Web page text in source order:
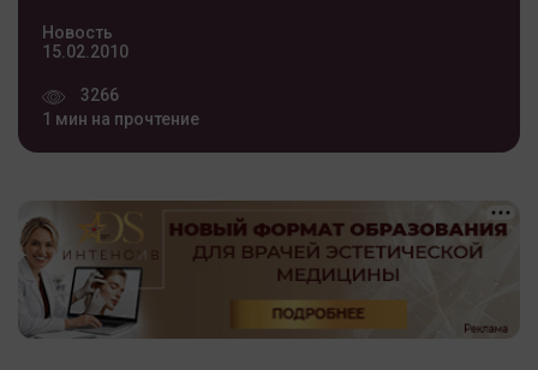
Новость
15.02.2010
3266
1 мин на прочтение